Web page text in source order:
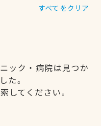
すべてをクリア
ック・病院は見つか
た。
してください。